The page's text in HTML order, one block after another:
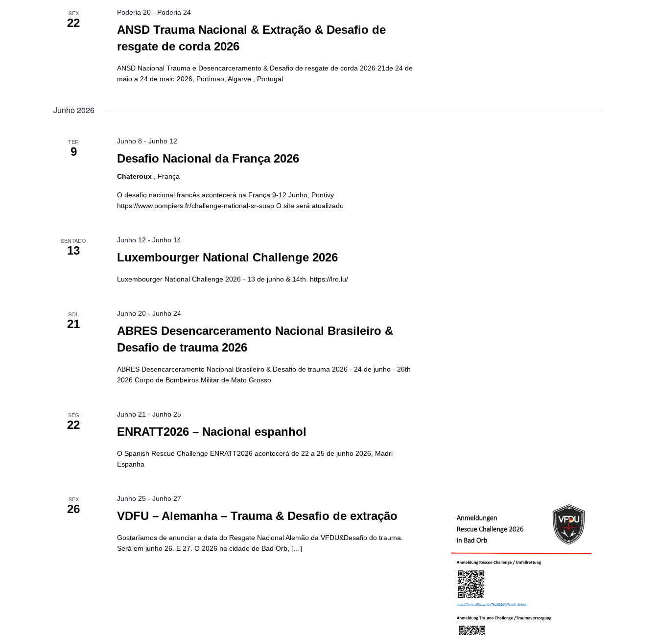
SEX
22
Poderia 20 - Poderia 24
ANSD Trauma Nacional & Extração & Desafio de
resgate de corda 2026
ANSD Nacional Trauma e Desencarceramento & Desafio de resgate de corda 2026 21de 24 de
maio a 24 de maio 2026, Portimao, Algarve , Portugal
Junho 2026
TER
9
Junho 8 -Junho 12
Desafio Nacional da França 2026
Chateroux , França
O desafio nacional francês acontecerá na França 9-12 Junho, Pontivy
https://www.pompiers.fr/challenge-national-sr-suap O site será atualizado
SENTADO
13
Junho 12 -Junho 14
Luxembourger National Challenge 2026
Luxembourger National Challenge 2026 - 13 de junho & 14th. https://lro.lu/
SOL
21
Junho 20 -Junho 24
ABRES Desencarceramento Nacional Brasileiro &
Desafio de trauma 2026
ABRES Desencarceramento Nacional Brasileiro & Desafio de trauma 2026 - 24 de junho - 26th
2026 Corpo de Bombeiros Militar de Mato Grosso
SEG
22
Junho 21 -Junho 25
ENRATT2026 – Nacional espanhol
O Spanish Rescue Challenge ENRATT2026 acontecerá de 22 a 25 de junho 2026, Madri
Espanha
SEX
26
Junho 25 -Junho 27
VDFU – Alemanha – Trauma & Desafio de extração
Gostaríamos de anunciar a data do Resgate Nacional Alemão da VFDU&Desafio do trauma.
Será em junho 26. E 27. O 2026 na cidade de Bad Orb, […]